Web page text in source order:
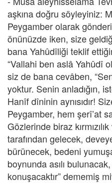
aşkına doğru söyleyiniz:
Peygamber olarak
önünüzde iken, size
bana Yahûdîliği teklif
“Vallahi ben aslâ Yahûdî
siz de bana cevâben,
yoktur. Senin anladığın,
Hanîf dîninin aynısıdır!
Peygamber, hem şerî’at
Gözlerinde biraz
tarafından gelecek,
bürünecek, bedeni
boynunda asılı
konuşacaktır” dememiş